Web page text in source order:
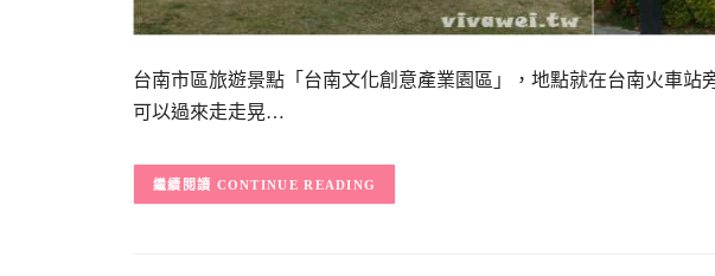
台南市區旅遊景點「台南文化創意產業園區」，地點就在台南火車站
可以過來走走晃…
CONTINUE READING